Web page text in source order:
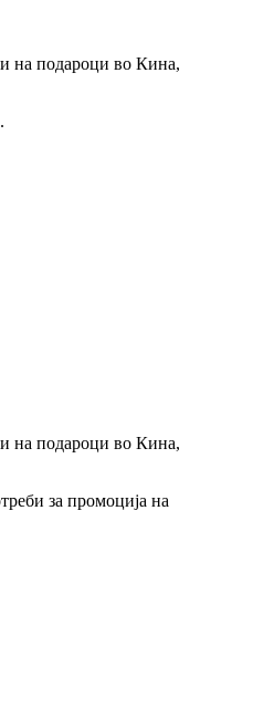
на подароци во Кина,
на подароци во Кина,
за промоција на